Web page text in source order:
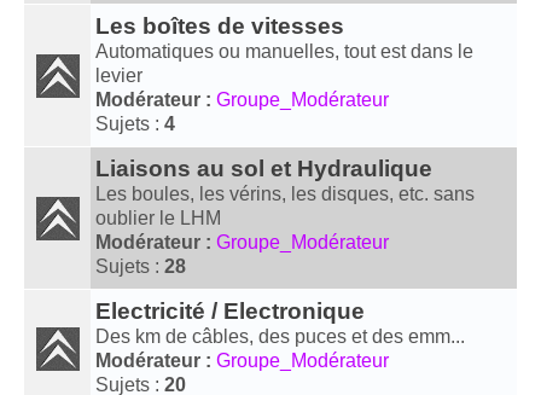
Les boîtes de vitesses
Automatiques ou manuelles, tout est dans le
levier
Modérateur : Groupe_Modérateur
Sujets : 4
Liaisons au sol et Hydraulique
Les boules, les vérins, les disques, etc. sans
oublier le LHM
Modérateur : Groupe_Modérateur
Sujets : 28
Electricité / Electronique
Des km de câbles, des puces et des emm...
Modérateur : Groupe_Modérateur
Sujets : 20